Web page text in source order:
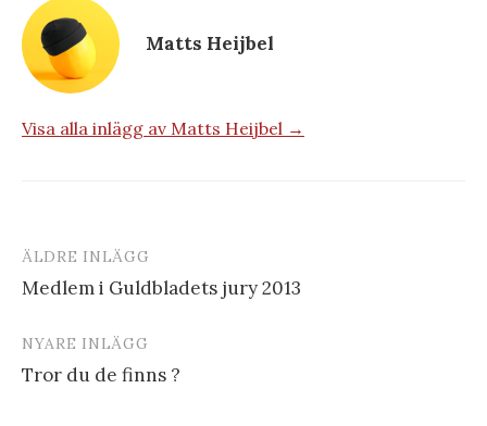
Matts Heijbel
Visa alla inlägg av Matts Heijbel →
Inläggsnavigering
ÄLDRE INLÄGG
Medlem i Guldbladets jury 2013
NYARE INLÄGG
Tror du de finns ?